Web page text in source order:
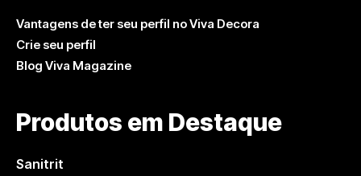
Vantagens de ter seu perfil no Viva Decora
Crie seu perfil
Blog Viva Magazine
Produtos em Destaque
Sanitrit